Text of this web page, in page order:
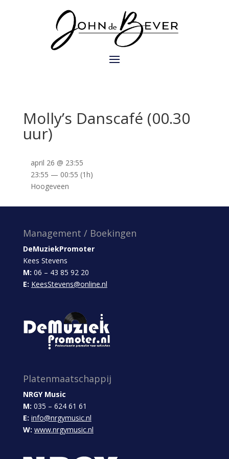
Molly’s Danscafé (00.30
uur)
april 26 @ 23:55
23:55 — 00:55 (1h)
Hoogeveen
Management / Boekingen
DeMuziekPromoter
Kees Stevens
M: 06 – 43 85 92 20
E: KeesStevens@online.nl
Platenmaatschappij
NRGY Music
M: 035 – 624 61 61
E: info@nrgymusic.nl
W: www.nrgymusic.nl